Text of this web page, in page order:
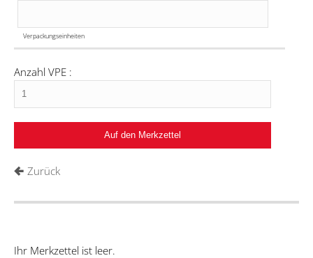
Verpackungseinheiten
Anzahl VPE :
Zurück
Ihr Merkzettel ist leer.